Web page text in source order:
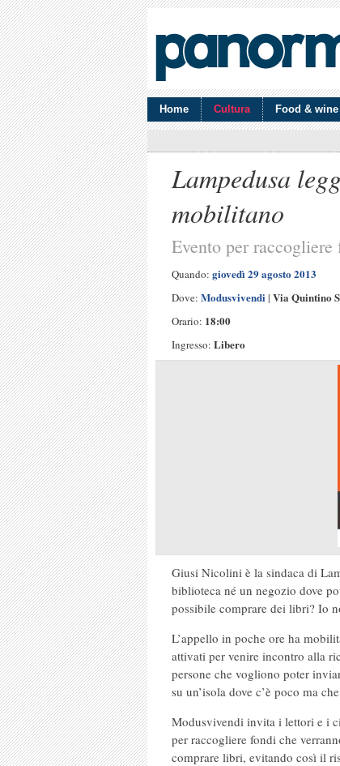
Home Cultura Food & wine
Lampedusa
mobilitano
Evento per raccogliere
Quando: giovedì 29 agosto 2013
Dove: Modusvivendi| Via Quintino
Orario: 18:00
Ingresso: Libero
Giusi Nicolini è la sindaca di
biblioteca né un negozio dove
possibile comprare dei libri? Io
L’appello in poche ore ha
attivati per venire incontro alla
persone che vogliono poter
su un’isola dove c’è poco ma
Modusvivendi invita i lettori e i
per raccogliere fondi che
comprare libri, evitando così il